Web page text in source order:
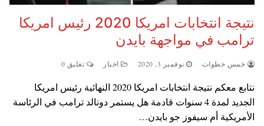
نتيجة انتخابات امريكا 2020 رئيس امريكا
ترامب في مواجهة بايدن
خمس خطوات نوفمبر 3, 2020 اخبار تعليق 0
نتابع معكم نتيجة انتخابات امريكا 2020 النهائية رئيس امريكا
الجديد لمدة 4 سنوات قادمة هل يستمر دونالد ترامب في الرئاسة
الأمريكية أم سيفوز جو بايدن…